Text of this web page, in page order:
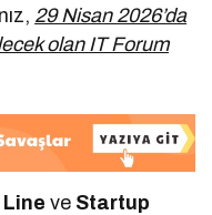
29 Nisan 2026’da
olan IT Forum
Lineve Startup